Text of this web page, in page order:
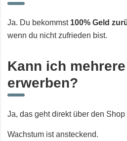
Ja. Du bekommst 100% Geld
wenn du nicht zufrieden bist.
Kann ich
erwerben?
Ja, das geht direkt über den Shop
Wachstum ist ansteckend.